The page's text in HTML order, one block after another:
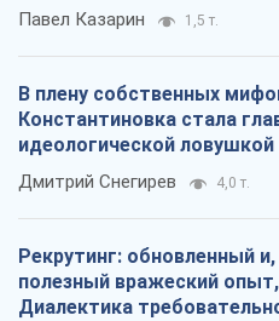
Павел Казарин 1,5 т.
В плену собственных
Константиновка стала
идеологической ловушкой
российских оккупантов
Дмитрий Снегирев 4,0 т.
Рекрутинг: обновленный
полезный вражеский
Диалектика